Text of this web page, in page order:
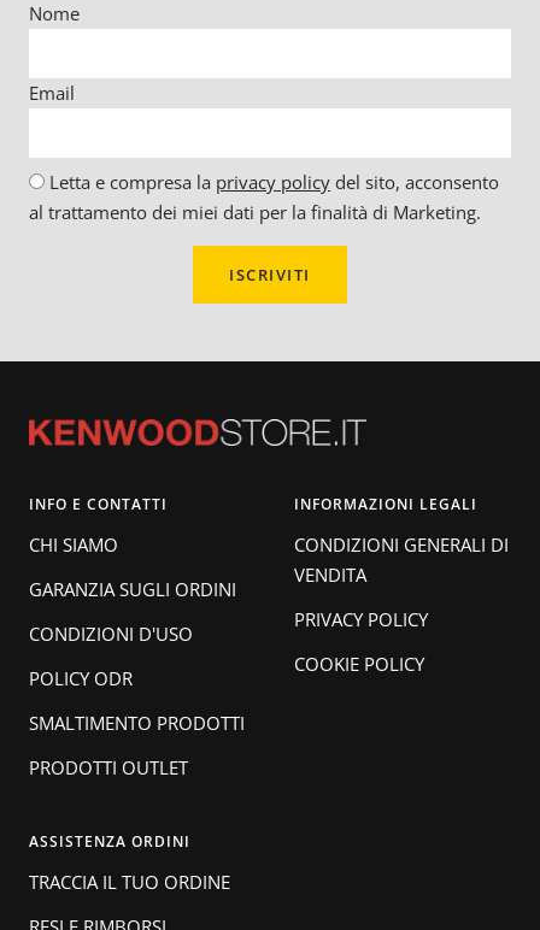
Nome
Email
Letta e compresa la privacy policy del sito, acconsento
al trattamento dei miei dati per la finalità di Marketing.
INFO E CONTATTI
CHI SIAMO
GARANZIA SUGLI ORDINI
CONDIZIONI D'USO
POLICY ODR
SMALTIMENTO PRODOTTI
PRODOTTI OUTLET
INFORMAZIONI LEGALI
CONDIZIONI GENERALI DI
VENDITA
PRIVACY POLICY
COOKIE POLICY
ASSISTENZA ORDINI
TRACCIA IL TUO ORDINE